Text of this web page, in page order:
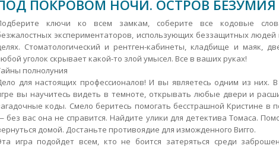
ПОКРОВОМ НОЧИ. ОСТРОВ БЕЗУМИЯ
ключи ко всем замкам, соберите все кодовые
экспериментаторов, использующих беззащитных людей
Стоматологический и рентген-кабинеты, кладбище и маяк,
уголок скрывает какой-то злой умысел. Все в ваших руках!
полнолуния
для настоящих профессионалов! И вы являетесь одним из них.
вы научитесь видеть в темноте, открывать любые двери и
коды. Смело беритесь помогать бесстрашной Кристине в
без вас она не справится. Найдите улики для детектива Томаса.
домой. Достаньте противоядие для изможденного Вигго.
игра подойдет всем, кто не боится затеряться среди